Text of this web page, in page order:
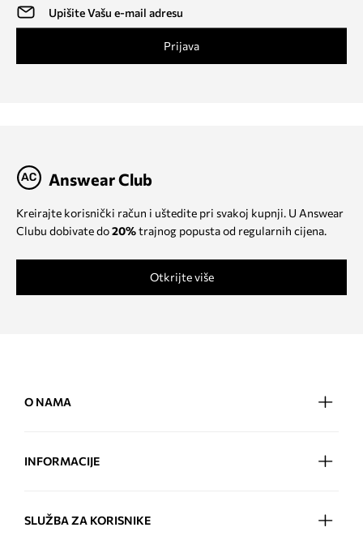
Prijava
Answear Club
Kreirajte korisnički račun i uštedite pri svakoj kupnji. U Answear
Clubu dobivate do20%trajnog popusta od regularnih cijena.
Otkrijte više
O NAMA
INFORMACIJE
SLUŽBA ZA KORISNIKE